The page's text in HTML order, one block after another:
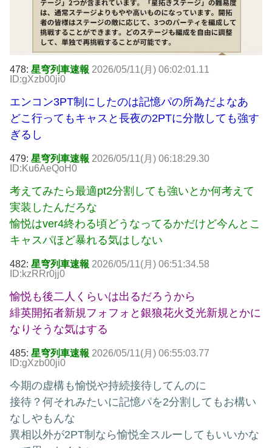
478: 星穹列車速報 2026/05/11(月) 06:02:01.11
ID:gXzb00ji0
エンコン3PT制にしたのは記憶パの所為だよなあ
どこ行ってもキャスと長夜の2PTに分散しても強す
ぎるし
479: 星穹列車速報 2026/05/11(月) 06:18:29.30
ID:Ku6AeQoH0
考えてみたら最適pt2分割しても強いとか何考えて
実装したんだろな
愉悦はver4終わる頃どうなってるかだけど今んとこ
キャスパほど暴れる気はしない
482: 星穹列車速報 2026/05/11(月) 06:51:34.58
ID:kzRRr0jj0
愉悦も後二人くらいは出るだろうから
緋英開拓者新規フォフォと銀狼花火爻光新規とかに
なりそうな気はする
485: 星穹列車速報 2026/05/11(月) 06:55:03.77
ID:gXzb00ji0
今期の虚構も愉悦や持続接待してんのに
接待？何それみたいに記憶パを2分割してもお構い
なしやもんな
異相以外が2PT制なら愉悦全スルーしてもいいかな